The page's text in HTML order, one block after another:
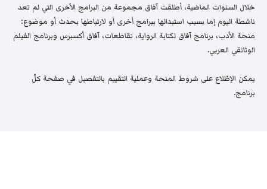
خلال السنوات الماضية، أطلقت آفاق مجموعة من البرامج الأخرى التي لم تعد
ناشطة اليوم إما بسبب استبدالها ببرامج أخرى أو لارتباطها بحدث أو موضوع:
منحة الأدب، برنامج آفاق لكتابة الرواية، تقاطعات، آفاق أكسبرس وبرنامج الفيلم
الوثائقي العربي.
يمكن الإطّلاع على شروط المنحة وعملية التقييم بالتفصيل في صفحة كلّ
برنامج.